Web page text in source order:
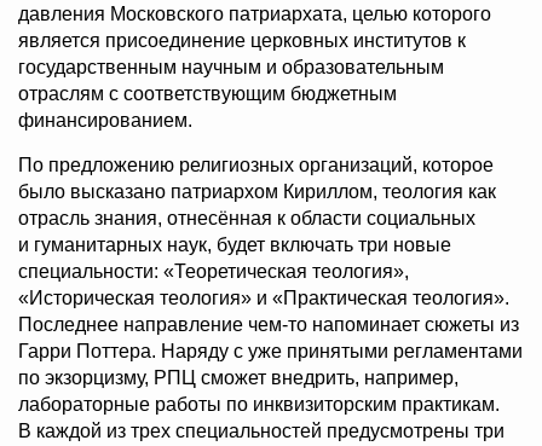
давления Московского патриархата, целью которого
является присоединение церковных институтов к
государственным научным и образовательным
отраслям с соответствующим бюджетным
финансированием.
По предложению религиозных организаций, которое
было высказано патриархом Кириллом, теология как
отрасль знания, отнесённая к области социальных
и гуманитарных наук, будет включать три новые
специальности: «Теоретическая теология»,
«Историческая теология» и «Практическая теология».
Последнее направление чем-то напоминает сюжеты из
Гарри Поттера. Наряду с уже принятыми регламентами
по экзорцизму, РПЦ сможет внедрить, например,
лабораторные работы по инквизиторским практикам.
В каждой из трех специальностей предусмотрены три